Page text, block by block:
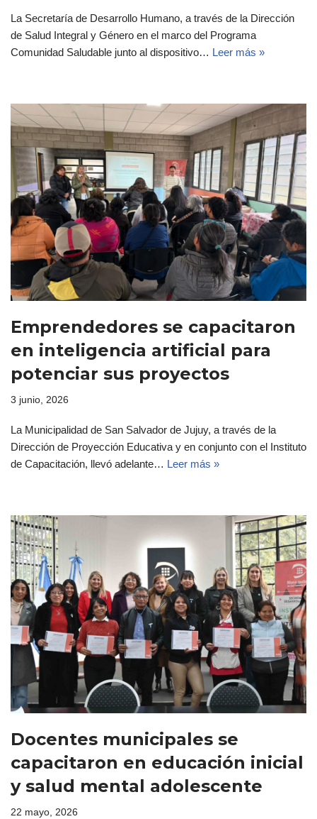
La Secretaría de Desarrollo Humano, a través de la Dirección
de Salud Integral y Género en el marco del Programa
Comunidad Saludable junto al dispositivo… Leer más »
Emprendedores se capacitaron
en inteligencia artificial para
potenciar sus proyectos
3 junio, 2026
La Municipalidad de San Salvador de Jujuy, a través de la
Dirección de Proyección Educativa y en conjunto con el Instituto
de Capacitación, llevó adelante… Leer más »
Docentes municipales se
capacitaron en educación inicial
y salud mental adolescente
22 mayo, 2026